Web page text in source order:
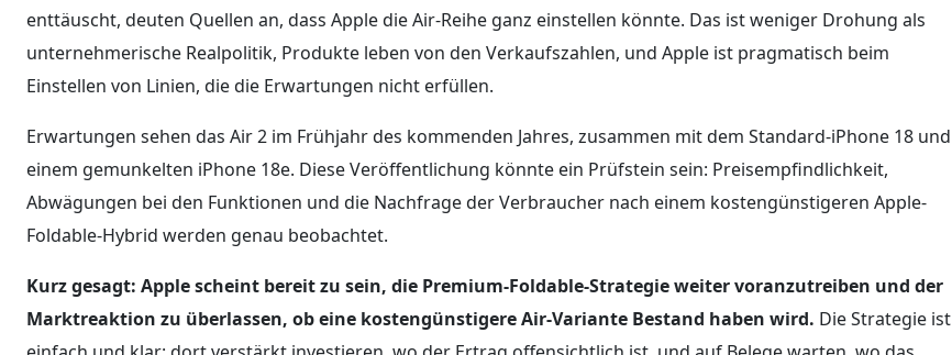
enttäuscht, deuten Quellen an, dass Apple die Air-Reihe ganz einstellen könnte. Das ist weniger Drohung als
unternehmerische Realpolitik, Produkte leben von den Verkaufszahlen, und Apple ist pragmatisch beim
Einstellen von Linien, die die Erwartungen nicht erfüllen.
Erwartungen sehen das Air 2 im Frühjahr des kommenden Jahres, zusammen mit dem Standard-iPhone 18 und
einem gemunkelten iPhone 18e. Diese Veröffentlichung könnte ein Prüfstein sein: Preisempfindlichkeit,
Abwägungen bei den Funktionen und die Nachfrage der Verbraucher nach einem kostengünstigeren Apple-
Foldable-Hybrid werden genau beobachtet.
Kurz gesagt: Apple scheint bereit zu sein, die Premium-Foldable-Strategie weiter voranzutreiben und der
Marktreaktion zu überlassen, ob eine kostengünstigere Air-Variante Bestand haben wird. Die Strategie ist